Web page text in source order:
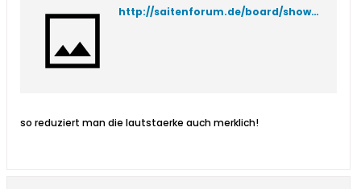
http://saitenforum.de/board/showthread.php?t=23158
so reduziert man die lautstaerke auch merklich!